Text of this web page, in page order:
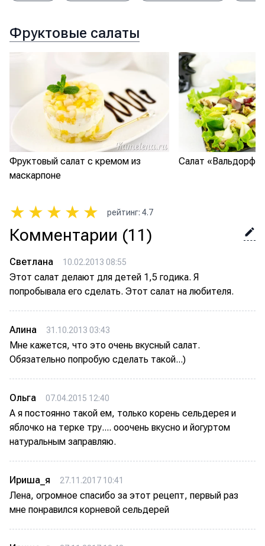
Фруктовые салаты
Фруктовый салат с кремом из
маскарпоне
Салат «Вальдорф»
★ ★ ★ ★ ★ рейтинг: 4.7
Комментарии (11)
Светлана 10.02.2013 08:55
Этот салат делают для детей 1,5 годика. Я
попробывала его сделать. Этот салат на любителя.
Алина 31.10.2013 03:43
Мне кажется, что это очень вкусный салат.
Обязательно попробую сделать такой...)
Ольга 07.04.2015 12:40
А я постоянно такой ем, только корень сельдерея и
яблочко на терке тру.... ооочень вкусно и йогуртом
натуральным заправляю.
Ириша_я 27.11.2017 10:41
Лена, огромное спасибо за этот рецепт, первый раз
мне понравился корневой сельдерей